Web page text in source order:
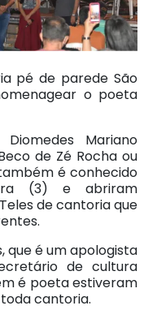
pé de parede São
o poeta
Mariano
de Zé Rocha ou
é conhecido
(3) e abriram
de cantoria que
que é um apologista
de cultura
é poeta estiveram
cantoria.